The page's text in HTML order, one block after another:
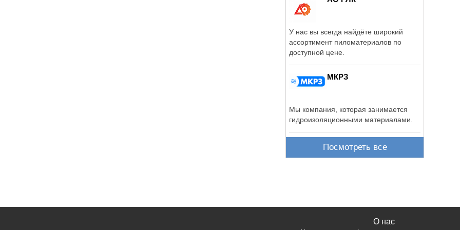
У нас вы всегда найдёте широкий
ассортимент пиломатериалов по
доступной цене.
МКРЗ
Мы компания, которая занимается
гидроизоляционными материалами.
Посмотреть все
О нас